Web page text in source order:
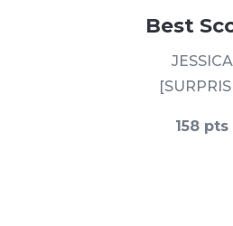
Best
JESSICA
158 pts